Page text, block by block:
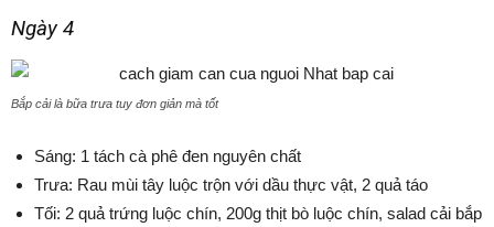
Ngày 4
Bắp cải là bữa trưa tuy đơn giản mà tốt
Sáng: 1 tách cà phê đen nguyên chất
Trưa: Rau mùi tây luộc trộn với dầu thực vật, 2 quả táo
Tối: 2 quả trứng luộc chín, 200g thịt bò luộc chín, salad cải bắp